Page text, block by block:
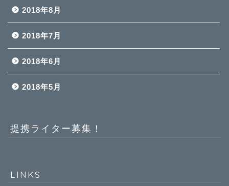
2018年8月
2018年7月
2018年6月
2018年5月
提携ライター募集！
LINKS